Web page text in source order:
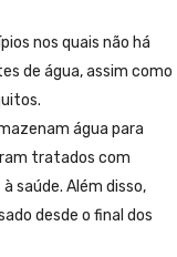
nos quais não há
de água, assim como
água para
tratados com
saúde. Além disso,
desde o final dos